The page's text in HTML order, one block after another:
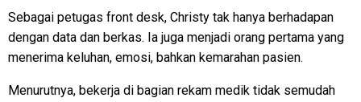
Sebagai petugas front desk, Christy tak hanya berhadapan
dengan data dan berkas. Ia juga menjadi orang pertama yang
menerima keluhan, emosi, bahkan kemarahan pasien.
Menurutnya, bekerja di bagian rekam medik tidak semudah